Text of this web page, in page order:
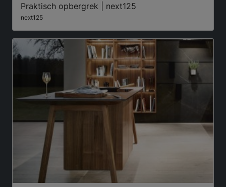
Praktisch opbergrek | next125
next125